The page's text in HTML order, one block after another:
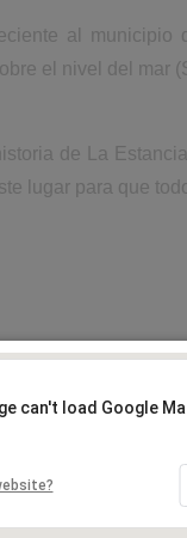
al
el nivel del mar
de La
lugar para que
can't load Google